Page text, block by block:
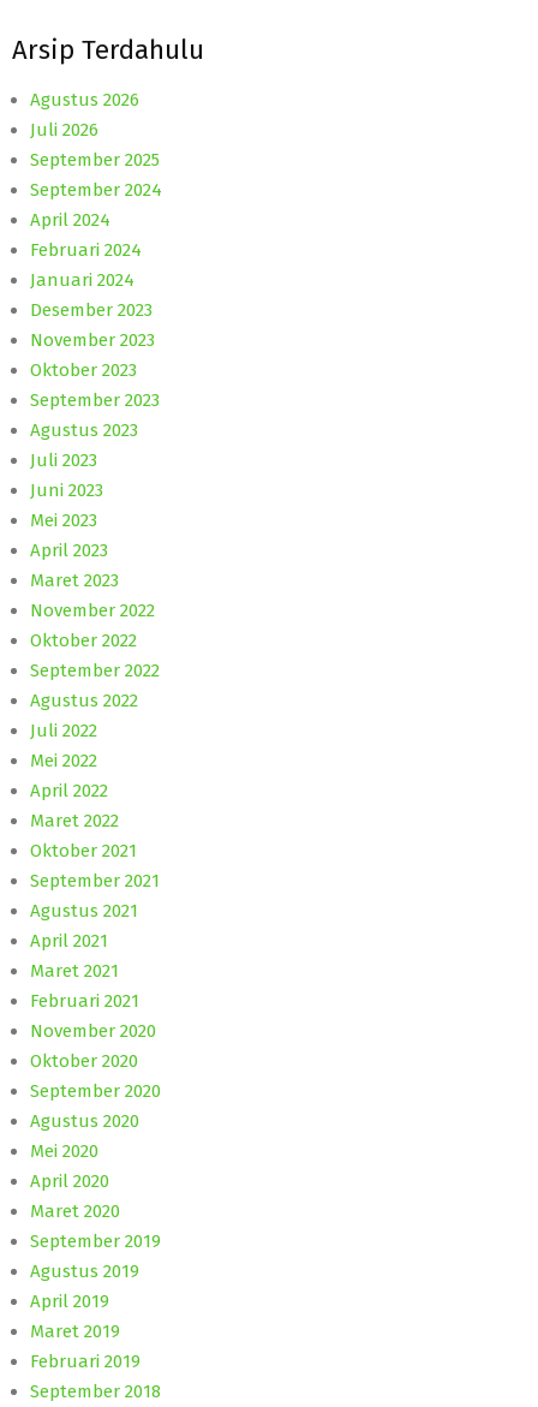
Arsip Terdahulu
Agustus 2026
Juli 2026
September 2025
September 2024
April 2024
Februari 2024
Januari 2024
Desember 2023
November 2023
Oktober 2023
September 2023
Agustus 2023
Juli 2023
Juni 2023
Mei 2023
April 2023
Maret 2023
November 2022
Oktober 2022
September 2022
Agustus 2022
Juli 2022
Mei 2022
April 2022
Maret 2022
Oktober 2021
September 2021
Agustus 2021
April 2021
Maret 2021
Februari 2021
November 2020
Oktober 2020
September 2020
Agustus 2020
Mei 2020
April 2020
Maret 2020
September 2019
Agustus 2019
April 2019
Maret 2019
Februari 2019
September 2018